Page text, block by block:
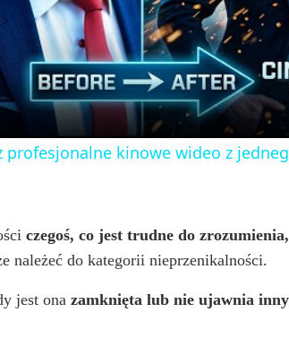
l
a
y
i
d
kinowe wideo z
czegoś, co jest trudne do
należeć do kategorii nieprzenikalności.
jest onazamknięta lub nie ujawnia